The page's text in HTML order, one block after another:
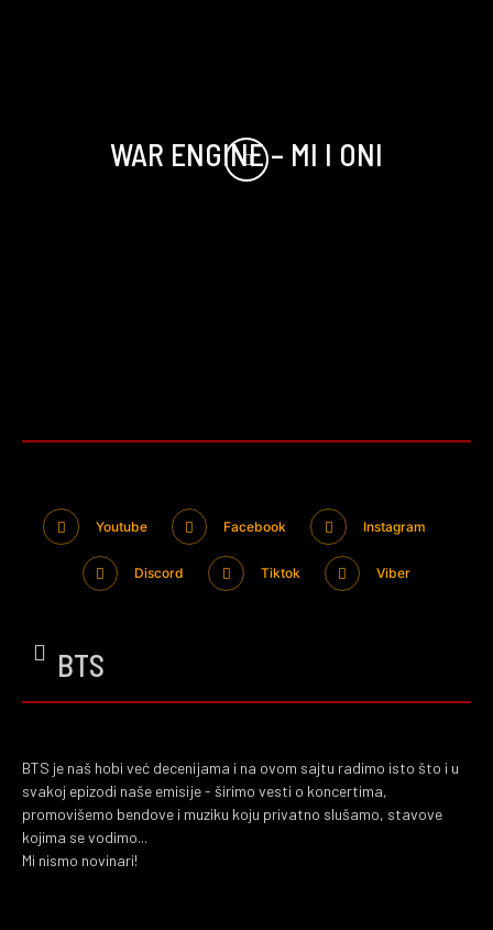
WAR ENGINE – MI I ONI
Youtube Facebook Instagram
Discord Tiktok Viber
BTS
BTS je naš hobi već decenijama i na ovom sajtu radimo isto što i u
svakoj epizodi naše emisije - širimo vesti o koncertima,
promovišemo bendove i muziku koju privatno slušamo, stavove
kojima se vodimo...
Mi nismo novinari!